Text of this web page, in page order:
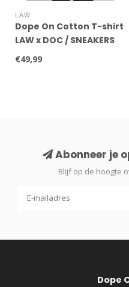
LAW
Dope On Cotton T-shirt
LAW x DOC / SNEAKERS
WHITE
€49,99
Abonneer je
Blijf op de hoogte
Dope